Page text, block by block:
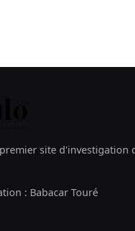
site d'investigation
: Babacar Touré